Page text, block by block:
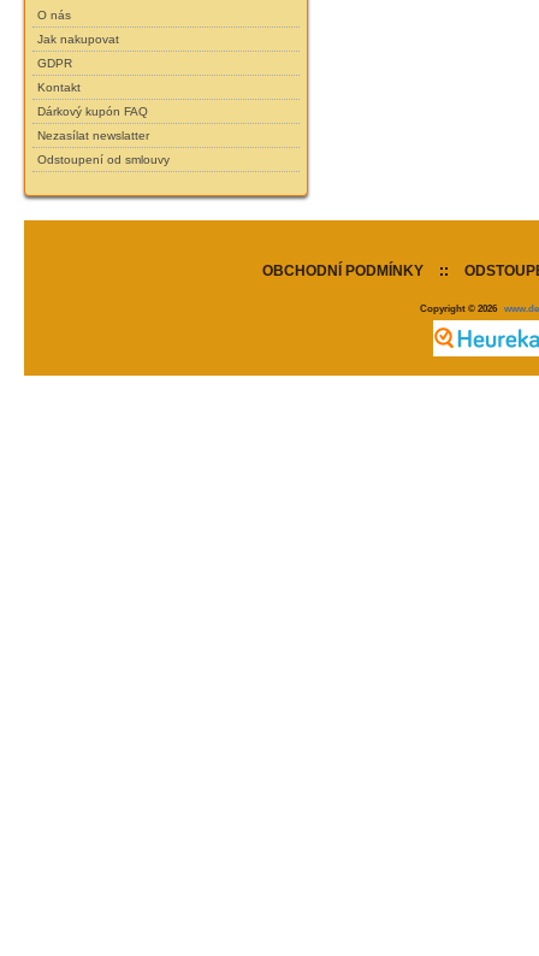
O nás
Jak nakupovat
GDPR
Kontakt
Dárkový kupón FAQ
Nezasílat newslatter
Odstoupení od smlouvy
OBCHODNÍ PODMÍNKY ::
Copyright © 2026